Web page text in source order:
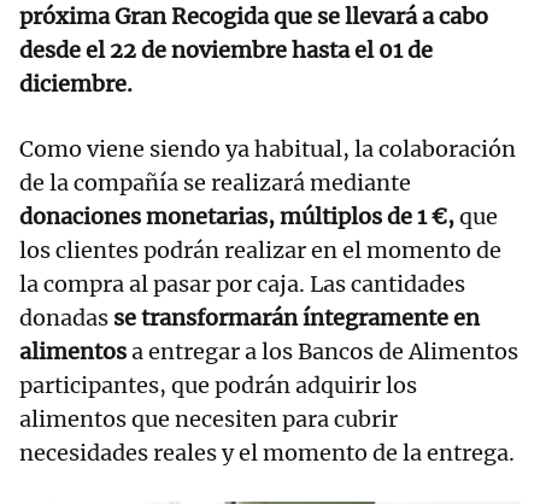
próxima Gran Recogida que se llevará a cabo
desde el 22 de noviembre hasta el 01 de
diciembre.
Como viene siendo ya habitual, la colaboración
de la compañía se realizará mediante
donaciones monetarias, múltiplos de 1 €,que
los clientes podrán realizar en el momento de
la compra al pasar por caja. Las cantidades
donadas se transformarán íntegramente en
alimentosa entregar a los Bancos de Alimentos
participantes, que podrán adquirir los
alimentos que necesiten para cubrir
necesidades reales y el momento de la entrega.